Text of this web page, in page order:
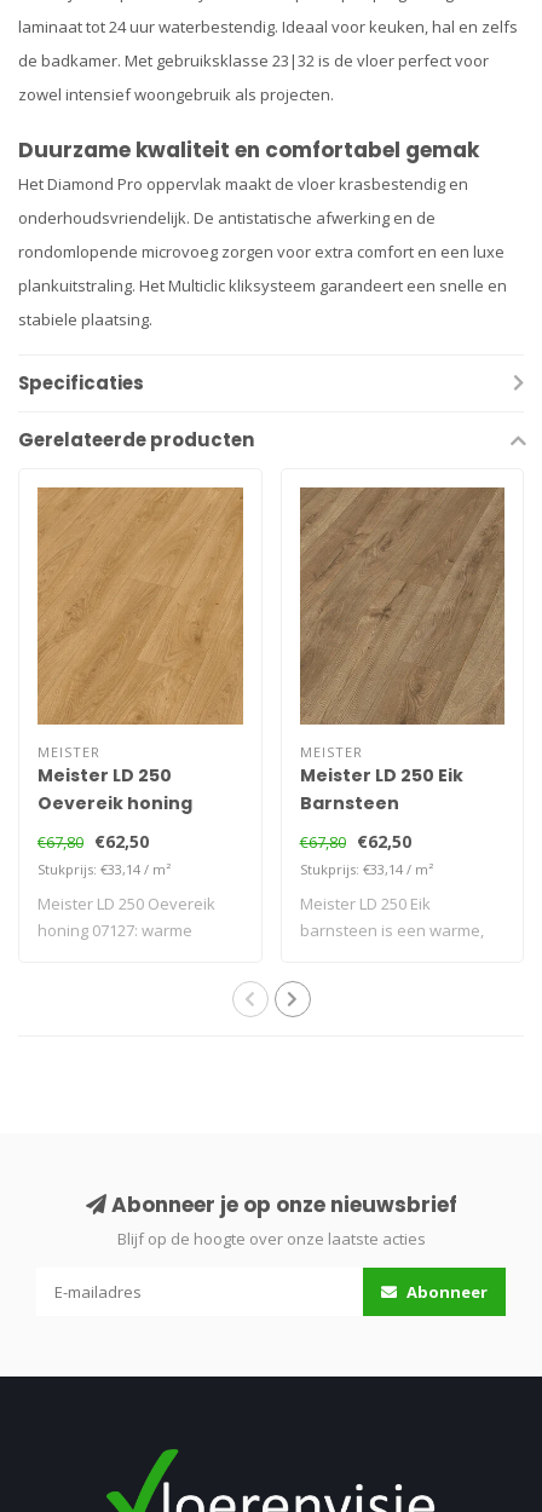
laminaat tot 24 uur waterbestendig. Ideaal voor keuken, hal en zelfs
de badkamer. Met gebruiksklasse 23|32 is de vloer perfect voor
zowel intensief woongebruik als projecten.
Duurzame kwaliteit en comfortabel gemak
Het Diamond Pro oppervlak maakt de vloer krasbestendig en
onderhoudsvriendelijk. De antistatische afwerking en de
rondomlopende microvoeg zorgen voor extra comfort en een luxe
plankuitstraling. Het Multiclic kliksysteem garandeert een snelle en
stabiele plaatsing.
Specificaties
Gerelateerde producten
MEISTER
Meister LD 250
Oevereik honing
€67,80 €62,50
Stukprijs: €33,14 / m²
Meister LD 250 Oevereik
honing 07127: warme
MEISTER
Meister LD 250 Eik
Barnsteen
€67,80 €62,50
Stukprijs: €33,14 / m²
Meister LD 250 Eik
barnsteen is een warme,
Abonneer je op onze nieuwsbrief
Blijf op de hoogte over onze laatste acties
Abonneer